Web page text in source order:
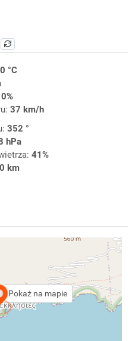
°C
0%
37 km/h
352 °
hPa
41%
km
Pokaż na mapie